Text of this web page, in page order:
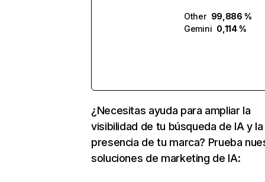
Other 99,886 %
Gemini 0,114 %
¿Necesitas ayuda para ampliar la
visibilidad de tu búsqueda de IA y la
presencia de tu marca? Prueba
soluciones de marketing de IA: